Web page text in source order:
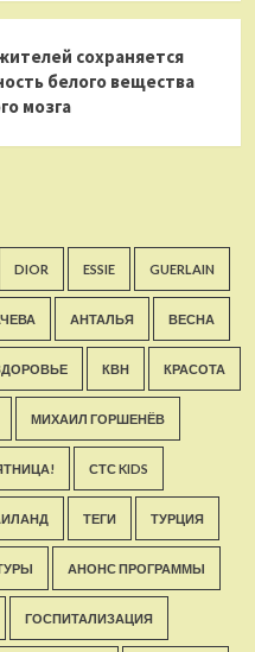
сохраняется
белого вещества
мозга
DIOR ESSIE GUERLAIN
АНТАЛЬЯ ВЕСНА
КВН КРАСОТА
МИХАИЛ ГОРШЕНЁВ
СТС KIDS
ТЕГИ ТУРЦИЯ
АНОНС ПРОГРАММЫ
ГОСПИТАЛИЗАЦИЯ